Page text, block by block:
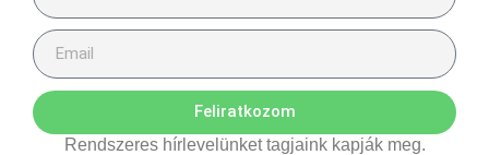
Feliratkozom
Rendszeres hírlevelünket tagjaink kapják meg.